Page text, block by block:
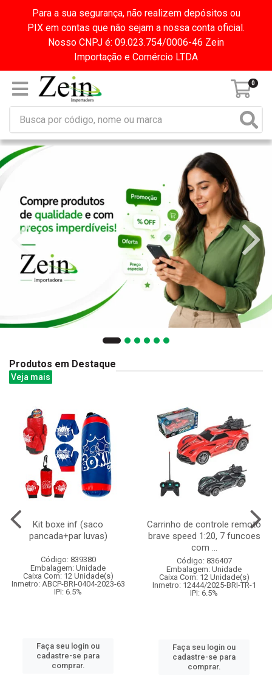
Para a sua segurança, não realizem depósitos ou
PIX em contas que não sejam a nossa conta oficial.
Nosso CNPJ é: 09.023.754/0006-46 Zein
Importação e Comércio LTDA
0
Produtos em Destaque
Veja mais
Kit boxe inf (saco
pancada+par luvas)
Código: 839380
Embalagem: Unidade
Caixa Com: 12 Unidade(s)
Inmetro: ABCP-BRI-0404-2023-63
IPI: 6.5%
Faça seu login ou
cadastre-se para
comprar.
Carrinho de controle remoto
brave speed 1:20, 7 funcoes
com ...
Código: 836407
Embalagem: Unidade
Caixa Com: 12 Unidade(s)
Inmetro: 12444/2025-BRI-TR-1
IPI: 6.5%
Faça seu login ou
cadastre-se para
comprar.